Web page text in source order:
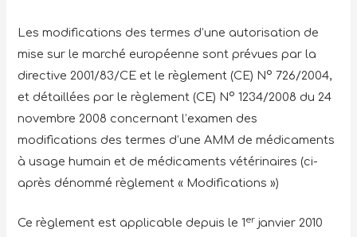
Les modifications des termes d’une autorisation de
mise sur le marché européenne sont prévues par la
directive 2001/83/CE et le règlement (CE) N° 726/2004,
et détaillées par le règlement (CE) N° 1234/2008 du 24
novembre 2008 concernant l’examen des
modifications des termes d’une AMM de médicaments
à usage humain et de médicaments vétérinaires (ci-
après dénommé règlement « Modifications »)
Ce règlement est applicable depuis le 1er janvier 2010